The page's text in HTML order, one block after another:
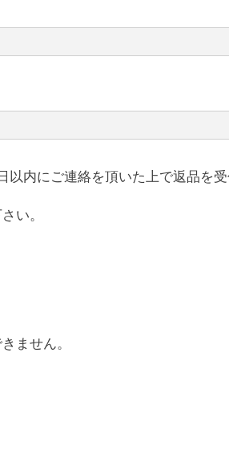
内にご連絡を頂いた上で返品を
い。
ません。